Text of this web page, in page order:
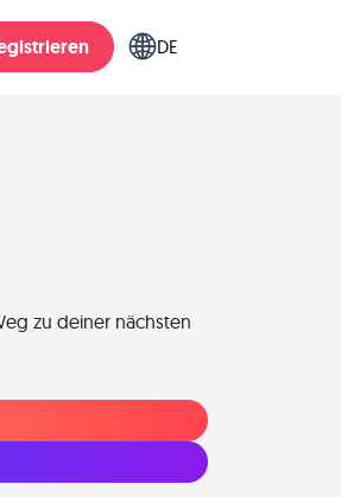
DE
zu deiner nächsten